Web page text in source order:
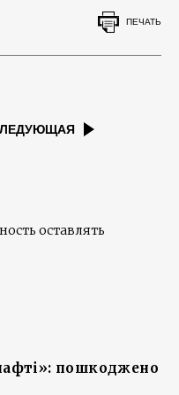
ПЕЧАТЬ
оставлять
пошкоджено